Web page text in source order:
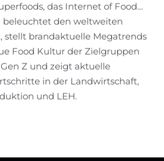
das Internet of Food…
beleuchtet den weltweiten
stellt brandaktuelle Megatrends
Food Kultur der Zielgruppen
Z und zeigt aktuelle
in der Landwirtschaft,
und LEH.